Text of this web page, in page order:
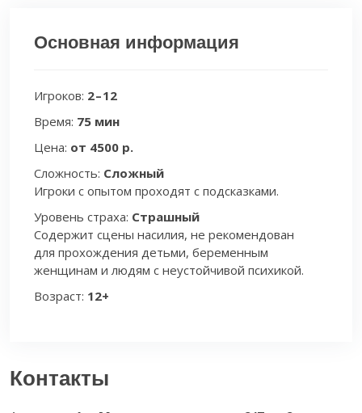
Основная информация
Игроков: 2 – 12
Время: 75 мин
Цена: от 4500 р.
Сложность: Сложный
Игроки с опытом проходят с подсказками.
Уровень страха: Страшный
Содержит сцены насилия, не рекомендован
для прохождения детьми, беременным
женщинам и людям с неустойчивой психикой.
Возраст: 12+
Контакты